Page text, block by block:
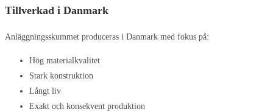
Tillverkad i Danmark
Anläggningsskummet produceras i Danmark med fokus på:
Hög materialkvalitet
Stark konstruktion
Långt liv
Exakt och konsekvent produktion